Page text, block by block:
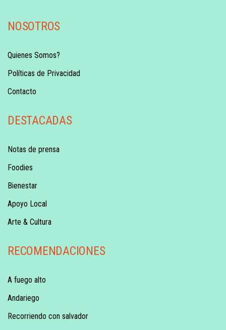
NOSOTROS
Quienes Somos?
Políticas de Privacidad
Contacto
DESTACADAS
Notas de prensa
Foodies
Bienestar
Apoyo Local
Arte & Cultura
RECOMENDACIONES
A fuego alto
Andariego
Recorriendo con salvador